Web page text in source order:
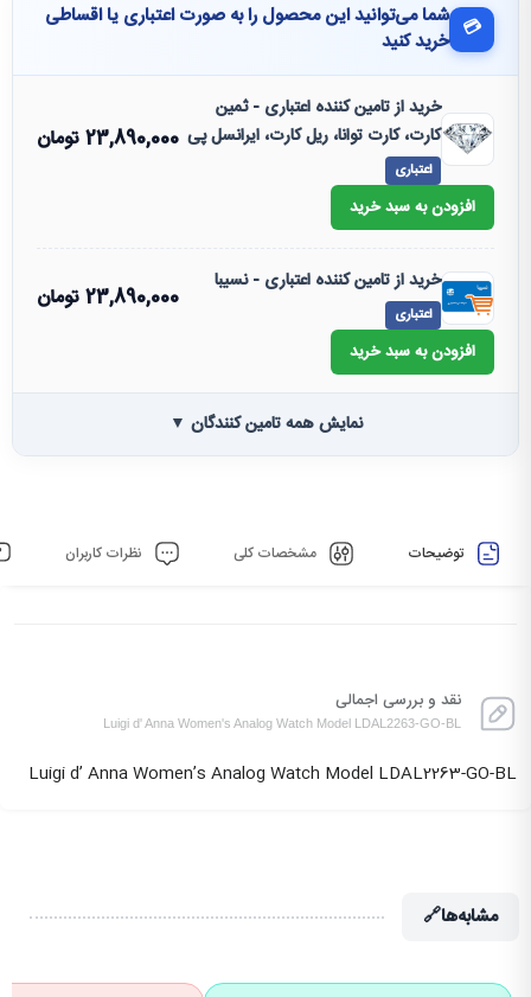
💳 شما می‌توانید این محصول را به صورت اعتباری یا اقساطی
خرید کنید
خرید از تامین کننده اعتباری - ثمین
کارت، کارت توانا، ریل کارت، ایرانسل پی
اعتباری
23,890,000تومان
افزودن به سبد خرید
خرید از تامین کننده اعتباری - نسیبا
اعتباری
23,890,000تومان
افزودن به سبد خرید
نمایش همه تامین کنندگان ▼
توضیحات مشخصات کلی نظرات کاربران
نقد و بررسی اجمالی
Luigi d' Anna Women's Analog Watch Model LDAL2263-GO-BL
Luigi d’ Anna Women’s Analog Watch Model LDAL2263-GO-BL
مشابه‌ها🔗